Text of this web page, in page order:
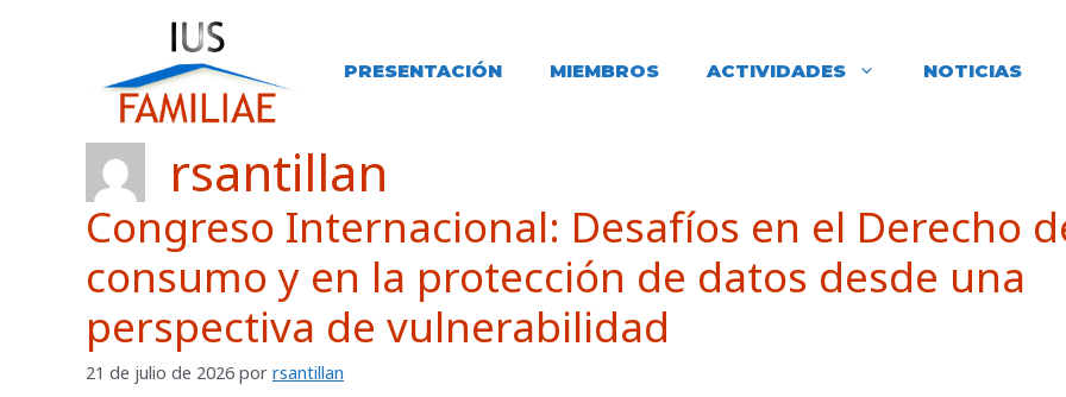
PRESENTACIÓN MIEMBROS ACTIVIDADES NOTICIAS
rsantillan
Congreso Internacional: Desafíos en el Derecho
consumo y en la protección de datos desde una
perspectiva de vulnerabilidad
21 de julio de 2026 por rsantillan